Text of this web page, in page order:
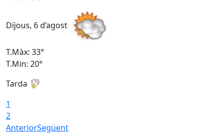
Dijous, 6 d’agost
T.Màx: 33°
T.Min: 20°
Tarda
1
2
AnteriorSegüent